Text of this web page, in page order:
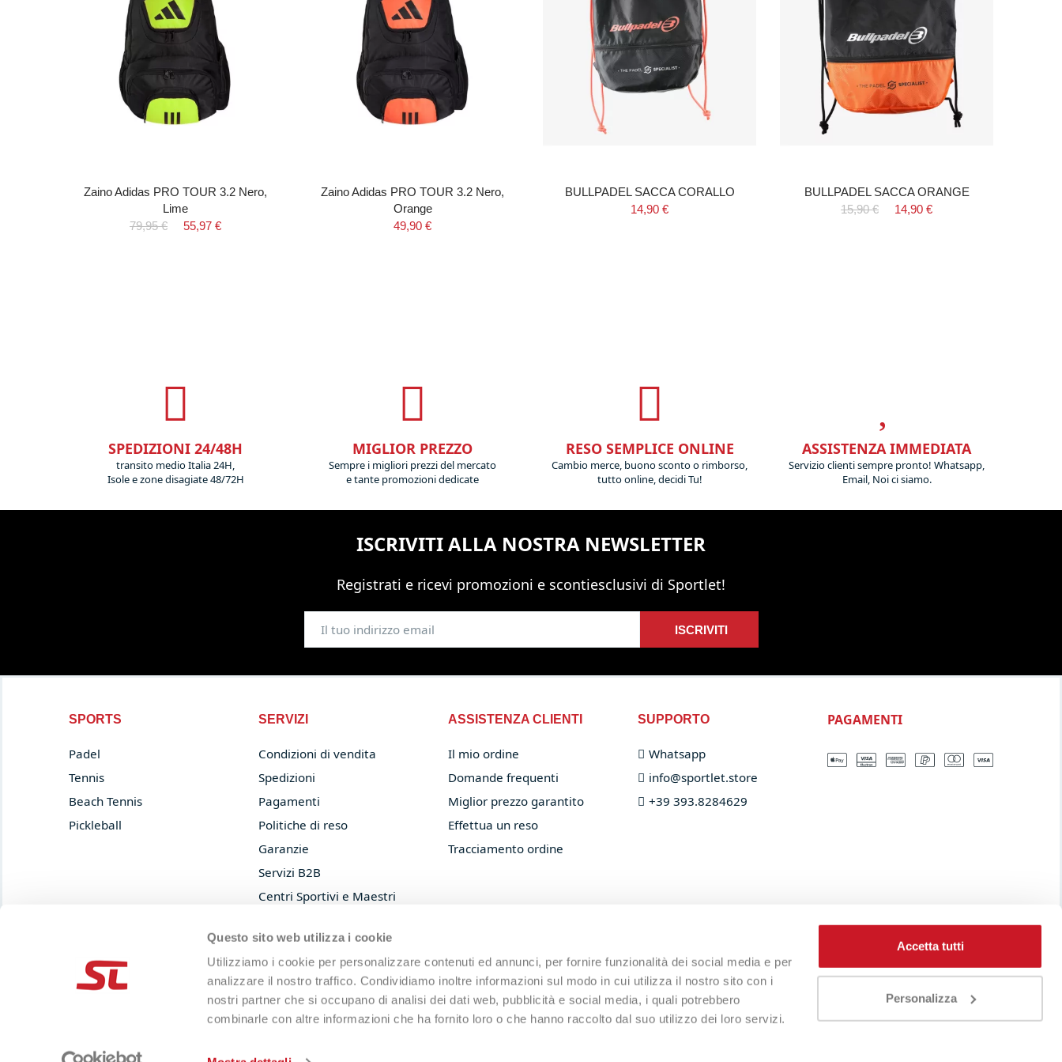
Questo sito web utilizza i cookie
Utilizziamo i cookie per personalizzare contenuti ed annunci, per fornire funzionalità dei social media e per
analizzare il nostro traffico. Condividiamo inoltre informazioni sul modo in cui utilizza il nostro sito con i
nostri partner che si occupano di analisi dei dati web, pubblicità e social media, i quali potrebbero
combinarle con altre informazioni che ha fornito loro o che hanno raccolto dal suo utilizzo dei loro servizi.
Accetta tutti
Personalizza
Zaino Adidas PRO TOUR 3.2 Nero,
Lime
79,95 €
55,97 €
Zaino Adidas PRO TOUR 3.2 Nero,
Orange
49,90 €
BULLPADEL SACCA CORALLO
14,90 €
BULLPADEL SACCA ORANGE
15,90 €
14,90 €
SPEDIZIONI 24/48H
transito medio Italia 24H,
Isole e zone disagiate 48/72H
MIGLIOR PREZZO
Sempre i migliori prezzi del mercato
e tante promozioni dedicate
RESO SEMPLICE ONLINE
Cambio merce, buono sconto o rimborso,
tutto online, decidi Tu!
ASSISTENZA IMMEDIATA
Servizio clienti sempre pronto! Whatsapp,
Email, Noi ci siamo.
ISCRIVITI ALLA NOSTRA NEWSLETTER
Registrati e ricevi promozioni e scontiesclusivi di Sportlet!
ISCRIVITI
SPORTS
Padel
Tennis
Beach Tennis
Pickleball
SERVIZI
Condizioni di vendita
Spedizioni
Pagamenti
Politiche di reso
Garanzie
Servizi B2B
Centri Sportivi e Maestri
Privacy Policy
Cookie Policy
ASSISTENZA CLIENTI
Il mio ordine
Domande frequenti
Miglior prezzo garantito
Effettua un reso
Tracciamento ordine
SUPPORTO
Whatsapp
info@sportlet.store​
+39 393.8284629
PAGAMENTI